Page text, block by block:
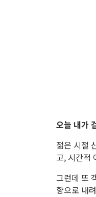
오늘 내가
젊은 시절
고, 시간적
그런데 또
향으로 내